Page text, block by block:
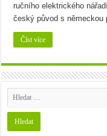
ručního elektrického
český původ s
Číst více